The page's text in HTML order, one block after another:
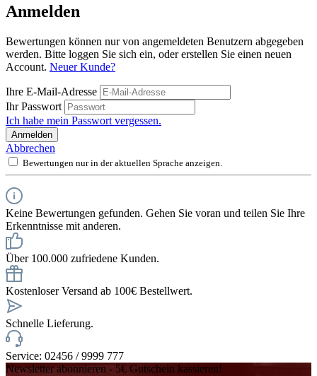
Anmelden
Bewertungen können nur von angemeldeten Benutzern abgegeben
werden. Bitte loggen Sie sich ein, oder erstellen Sie einen neuen
Account. Neuer Kunde?
Ihre E-Mail-Adresse
Ihr Passwort
Ich habe mein Passwort vergessen.
Anmelden
Abbrechen
Bewertungen nur in der aktuellen Sprache anzeigen.
Keine Bewertungen gefunden. Gehen Sie voran und teilen Sie Ihre
Erkenntnisse mit anderen.
Über 100.000 zufriedene Kunden.
Kostenloser Versand ab 100€ Bestellwert.
Schnelle Lieferung.
Service: 02456 / 9999 777
Newsletter abonnieren - 5€ Gutschein kassieren!